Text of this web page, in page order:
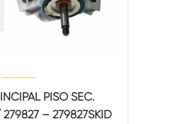
PISO SEC.
– 279827SKID